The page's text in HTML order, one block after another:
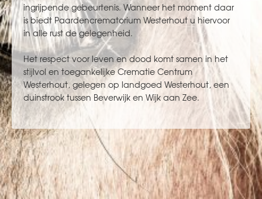
ingrijpende gebeurtenis. Wanneer het moment daar
is biedt Paardencrematorium Westerhout u hiervoor
in alle rust de gelegenheid.
Het respect voor leven en dood komt samen in het
stijlvol en toegankelijke Crematie Centrum
Westerhout, gelegen op landgoed Westerhout, een
duinstrook tussen Beverwijk en Wijk aan Zee.